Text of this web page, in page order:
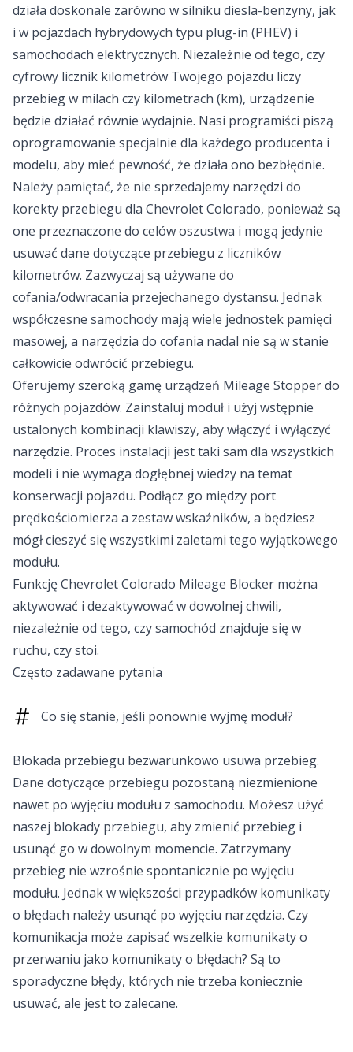
działa doskonale zarówno w silniku diesla-benzyny, jak
i w pojazdach hybrydowych typu plug-in (PHEV) i
samochodach elektrycznych. Niezależnie od tego, czy
cyfrowy licznik kilometrów Twojego pojazdu liczy
przebieg w milach czy kilometrach (km), urządzenie
będzie działać równie wydajnie. Nasi programiści piszą
oprogramowanie specjalnie dla każdego producenta i
modelu, aby mieć pewność, że działa ono bezbłędnie.
Należy pamiętać, że nie sprzedajemy narzędzi do
korekty przebiegu dla Chevrolet Colorado, ponieważ są
one przeznaczone do celów oszustwa i mogą jedynie
usuwać dane dotyczące przebiegu z liczników
kilometrów. Zazwyczaj są używane do
cofania/odwracania przejechanego dystansu. Jednak
współczesne samochody mają wiele jednostek pamięci
masowej, a narzędzia do cofania nadal nie są w stanie
całkowicie odwrócić przebiegu.
Oferujemy szeroką gamę urządzeń Mileage Stopper do
różnych pojazdów. Zainstaluj moduł i użyj wstępnie
ustalonych kombinacji klawiszy, aby włączyć i wyłączyć
narzędzie. Proces instalacji jest taki sam dla wszystkich
modeli i nie wymaga dogłębnej wiedzy na temat
konserwacji pojazdu. Podłącz go między port
prędkościomierza a zestaw wskaźników, a będziesz
mógł cieszyć się wszystkimi zaletami tego wyjątkowego
modułu.
Funkcję Chevrolet Colorado Mileage Blocker można
aktywować i dezaktywować w dowolnej chwili,
niezależnie od tego, czy samochód znajduje się w
ruchu, czy stoi.
Często zadawane pytania
Co się stanie, jeśli ponownie wyjmę moduł?
Blokada przebiegu bezwarunkowo usuwa przebieg.
Dane dotyczące przebiegu pozostaną niezmienione
nawet po wyjęciu modułu z samochodu. Możesz użyć
naszej blokady przebiegu, aby zmienić przebieg i
usunąć go w dowolnym momencie. Zatrzymany
przebieg nie wzrośnie spontanicznie po wyjęciu
modułu. Jednak w większości przypadków komunikaty
o błędach należy usunąć po wyjęciu narzędzia. Czy
komunikacja może zapisać wszelkie komunikaty o
przerwaniu jako komunikaty o błędach? Są to
sporadyczne błędy, których nie trzeba koniecznie
usuwać, ale jest to zalecane.